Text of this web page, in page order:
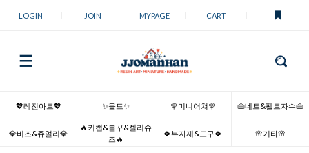
LOGIN JOIN MYPAGE CART
💖레진아트💖 ✨몰드✨ 🍭미니어쳐🍭 👜네트&펠트자수👜
💎비즈&쥬얼리💎
🔥키캡&볼꾸&젤리슈
즈🔥
🍀부자재&도구🍀 🌸기타🌸